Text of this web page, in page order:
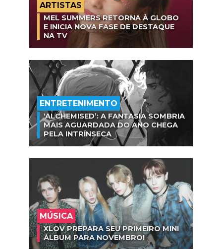
ARTISTAS
MEL SUMMERS RETORNA À GLOBO
E INICIA NOVA FASE DE DESTAQUE
NA TV
ENTRETENIMENTO
‘ALCHEMISED’: A FANTASIA SOMBRIA
MAIS AGUARDADA DO ANO CHEGA
PELA INTRÍNSECA
MÚSICA
XLOV PREPARA SEU PRIMEIRO MINI
ÁLBUM PARA NOVEMBRO!